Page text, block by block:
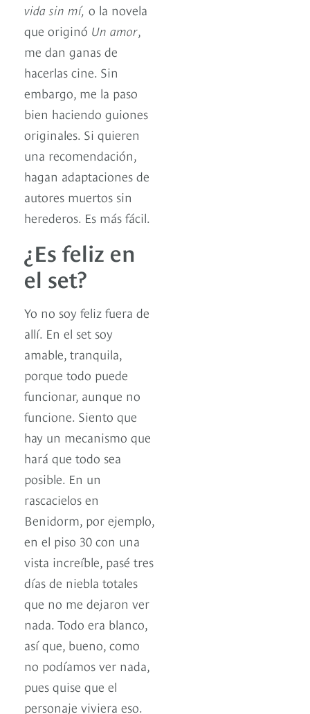
vida sin mí, o la novela
que originó Un amor,
me dan ganas de
hacerlas cine. Sin
embargo, me la paso
bien haciendo guiones
originales. Si quieren
una recomendación,
hagan adaptaciones de
autores muertos sin
herederos. Es más fácil.
¿Es feliz en
el set?
Yo no soy feliz fuera de
allí. En el set soy
amable, tranquila,
porque todo puede
funcionar, aunque no
funcione. Siento que
hay un mecanismo que
hará que todo sea
posible. En un
rascacielos en
Benidorm, por ejemplo,
en el piso 30 con una
vista increíble, pasé tres
días de niebla totales
que no me dejaron ver
nada. Todo era blanco,
así que, bueno, como
no podíamos ver nada,
pues quise que el
personaje viviera eso.